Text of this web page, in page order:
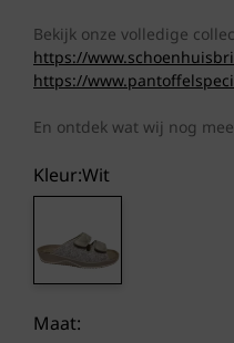
Bekijk onze volledige
https://
https://
En ontdek wat wij nog
Kleur: wit
Maat: